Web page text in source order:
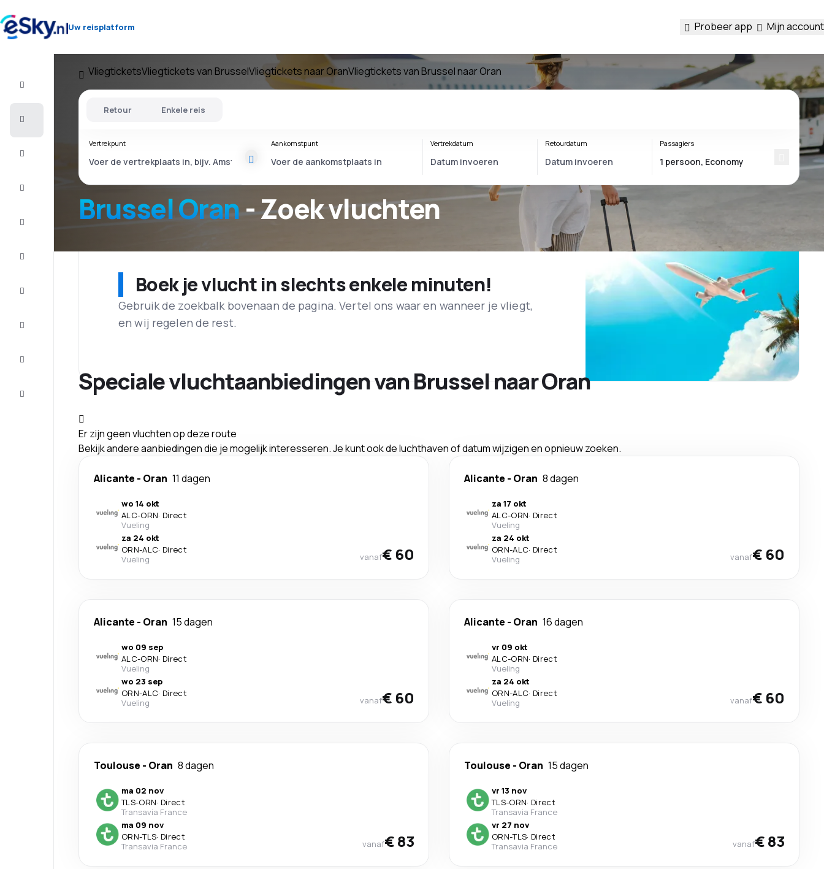
Uw reisplatform Probeer app Mijn account
VliegticketsVliegtickets van BrusselVliegtickets naar OranVliegtickets van Brussel naar Oran
Brussel Oran- Zoek vluchten
Retour Enkele reis
Vertrekpunt Aankomstpunt Vertrekdatum Retourdatum Passagiers
Boek je vlucht in slechts enkele minuten!
Gebruik de zoekbalk bovenaan de pagina. Vertel ons waar en wanneer je vliegt,
en wij regelen de rest.
Speciale vluchtaanbiedingen van Brussel naar Oran
Er zijn geen vluchten op deze route
Bekijk andere aanbiedingen die je mogelijk interesseren. Je kunt ook de luchthaven of datum wijzigen en opnieuw zoeken.
Alicante - Oran 11 dagen
wo 14 okt
ALC-ORN· Direct
Vueling
za 24 okt
ORN-ALC· Direct
Vueling
vanaf€ 60
Alicante - Oran 8 dagen
za 17 okt
ALC-ORN· Direct
Vueling
za 24 okt
ORN-ALC· Direct
Vueling
vanaf€ 60
Alicante - Oran 15 dagen
wo 09 sep
ALC-ORN· Direct
Vueling
wo 23 sep
ORN-ALC· Direct
Vueling
vanaf€ 60
Alicante - Oran 16 dagen
vr 09 okt
ALC-ORN· Direct
Vueling
za 24 okt
ORN-ALC· Direct
Vueling
vanaf€ 60
Toulouse - Oran 8 dagen
ma 02 nov
TLS-ORN· Direct
Transavia France
ma 09 nov
ORN-TLS· Direct
Transavia France
vanaf€ 83
Toulouse - Oran 15 dagen
vr 13 nov
TLS-ORN· Direct
Transavia France
vr 27 nov
ORN-TLS· Direct
Transavia France
vanaf€ 83